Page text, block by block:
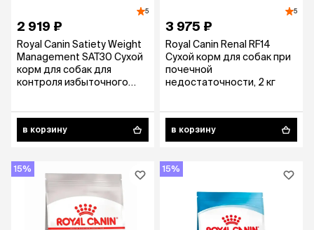
5
2 919 ₽
Royal Canin Satiety Weight
Management SAT30 Сухой
корм для собак для
контроля избыточного
в корзину
5
3 975 ₽
Royal Canin Renal RF14
Сухой корм для собак при
почечной
недостаточности, 2 кг
в корзину
15% 15%